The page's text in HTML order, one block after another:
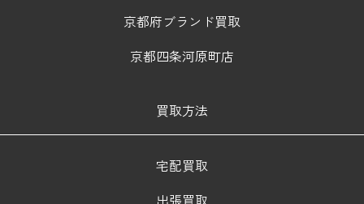
京都府ブランド買取
京都四条河原町店
買取方法
宅配買取
出張買取